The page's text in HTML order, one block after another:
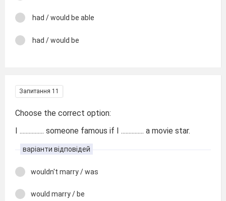
had / would be able
had / would be
Запитання 11
Choose the correct option:
I ................ someone famous if I ............... a movie star.
варіанти відповідей
wouldn't marry / was
would marry / be